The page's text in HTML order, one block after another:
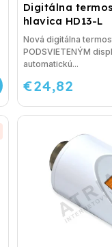
Digitálna
hlavica HD13-L
€24,82
Nová digitálna
PODSVIETENÝM
automatickú...